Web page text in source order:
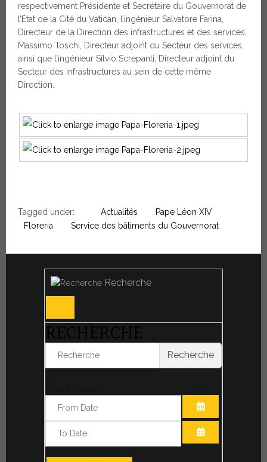
respectivement Présidente et Secrétaire du Gouvernorat de
l’État de la Cité du Vatican, l’ingénieur Salvatore Farina,
Directeur de la Direction des infrastructures et des services,
Massimo Toschi, Directeur adjoint du Secteur des services,
ainsi que l’ingénieur Silvio Screpanti, Directeur adjoint du
Secteur des infrastructures au sein de cette même
Direction.
Tagged under: Actualités
Pape Léon XIV
Floreria
Service des bâtiments du Gouvernorat
Recherche
RECHERCHE
Recherche
OUVRIR LE